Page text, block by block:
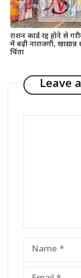
राशन कार्ड रद्द होने से
में बढ़ी नाराजगी,
चिंता
Leave
Name
Email